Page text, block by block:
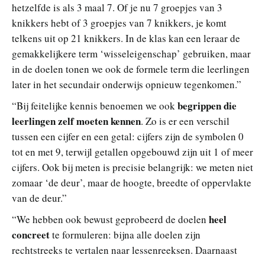
hetzelfde is als 3 maal 7. Of je nu 7 groepjes van 3
knikkers hebt of 3 groepjes van 7 knikkers, je komt
telkens uit op 21 knikkers. In de klas kan een leraar de
gemakkelijkere term ‘wisseleigenschap’ gebruiken, maar
in de doelen tonen we ook de formele term die leerlingen
later in het secundair onderwijs opnieuw tegenkomen.”
“Bij feitelijke kennis benoemen we ookbegrippen die
leerlingen zelf moeten kennen. Zo is er een verschil
tussen een cijfer en een getal: cijfers zijn de symbolen 0
tot en met 9, terwijl getallen opgebouwd zijn uit 1 of meer
cijfers. Ook bij meten is precisie belangrijk: we meten niet
zomaar ‘de deur’, maar de hoogte, breedte of oppervlakte
van de deur.”
“We hebben ook bewust geprobeerd de doelen heel
concreette formuleren: bijna alle doelen zijn
rechtstreeks te vertalen naar lessenreeksen. Daarnaast